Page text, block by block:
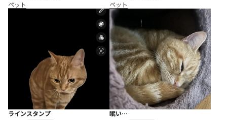
ペット
ラインスタンプ
ペット
眠い…